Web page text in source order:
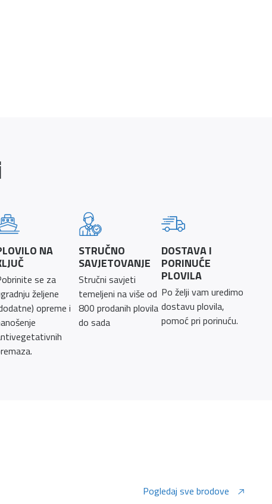
NA
se za
željene
opreme i
STRUČNO
SAVJETOVANJE
Stručni savjeti
temeljeni na više od
800 prodanih plovila
do sada
DOSTAVA I
PORINUĆE
PLOVILA
Po želji vam uredimo
dostavu plovila,
pomoć pri porinuću.
Pogledaj sve brodove